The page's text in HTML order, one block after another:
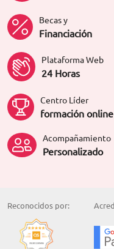
Becas y
Financiación
Plataforma Web
24 Horas
Centro Líder
formación online
Acompañamiento
Personalizado
Reconocidos por: